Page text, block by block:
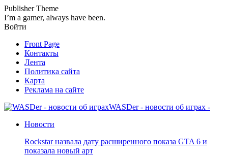
Publisher Theme
I’m a gamer, always have been.
Войти
Front Page
Контакты
Лента
Политика сайта
Карта
Реклама на сайте
WASDer - новости об играх -
Новости
Rockstar назвала дату расширенного показа GTA 6 и
показала новый арт